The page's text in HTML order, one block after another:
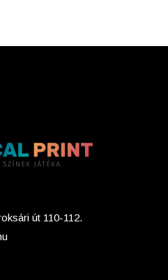
út 110-112.